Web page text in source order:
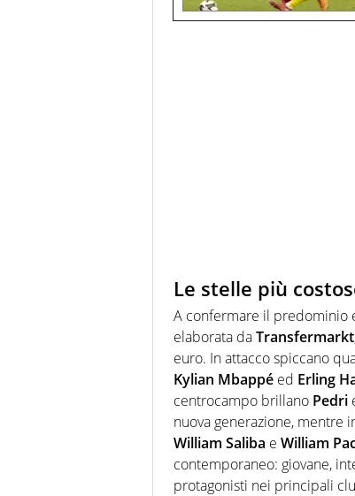
Le stelle più
A confermare il predominio
elaborata daTransfermarkt
euro. In attacco spiccano
Kylian Mbappé ed Erling
centrocampo brillano Pedri
nuova generazione, mentre
William Saliba e William
contemporaneo: giovane,
protagonisti nei principali